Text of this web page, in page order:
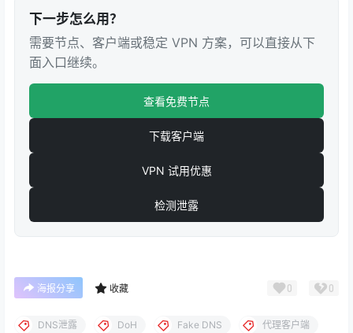
下一步怎么用？
需要节点、客户端或稳定 VPN 方案，可以直接从下
面入口继续。
查看免费节点
下载客户端
VPN 试用优惠
检测泄露
海报分享 收藏 0 0
DNS泄露 DoH Fake DNS 代理客户端